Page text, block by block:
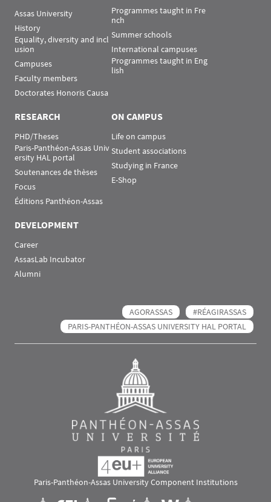
Assas University
History
Equality, diversity and incl
usion
Campuses
Faculty members
Doctorates Honoris Causa
Programmes taught in Fre
nch
Summer schools
International campuses
Programmes taught in Eng
lish
RESEARCH
PHD/Theses
Paris-Panthéon-Assas Univ
ersity HAL portal
Soutenances de thèses
Focus
Éditions Panthéon-Assas
ON CAMPUS
Life on campus
Student associations
Studying in France
E-Shop
DEVELOPMENT
Career
AssasLab Incubator
Alumni
AGORASSAS
#RÉAGIRASSAS
PARIS-PANTHÉON-ASSAS UNIVERSITY HAL PORTAL
Paris-Panthéon-Assas University Component Institutions